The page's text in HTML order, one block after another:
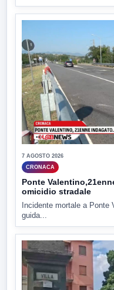
7 AGOSTO 2026
CRONACA
Ponte
omicidio stradale
Incidente mortale a Ponte
guida...